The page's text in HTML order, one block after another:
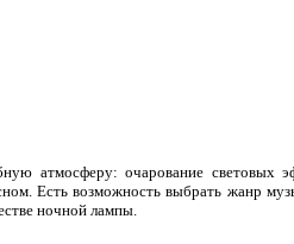
атмосферу: очарование световых
Есть возможность выбрать жанр
ночной лампы.